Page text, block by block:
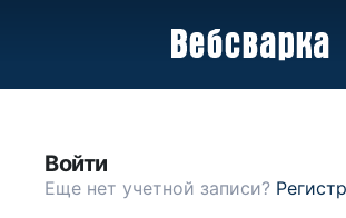
Войти
Еще нет учетной записи?